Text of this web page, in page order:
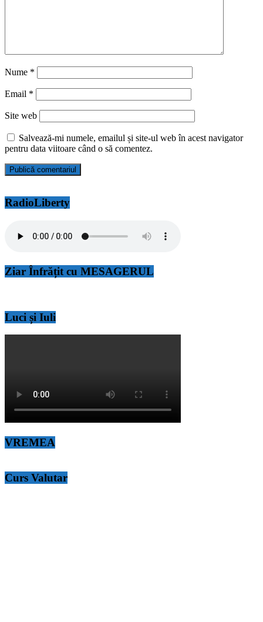
Nume *
Email *
Site web
Salvează-mi numele, emailul și site-ul web în acest navigator
pentru data viitoare când o să comentez.
RadioLiberty
Ziar Înfrățit cu MESAGERUL
Luci și Iuli
VREMEA
Curs Valutar